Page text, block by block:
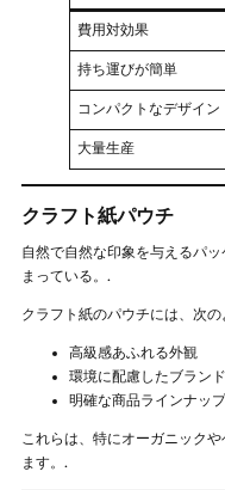
費用対効果
持ち運びが簡単
コンパクトなデザイン
大量生産
クラフト紙パウチ
自然で自然な印象を与えるパ
まっている。.
クラフト紙のパウチには、次
高級感あふれる外観
環境に配慮したブラン
明確な商品ラインナッ
これらは、特にオーガニック
ます。.